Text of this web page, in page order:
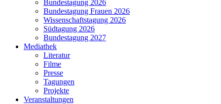
Bundestagung 2026
Bundestagung Frauen 2026
Wissenschaftstagung 2026
Südtagung 2026
Bundestagung 2027
Mediathek
Literatur
Filme
Presse
Tagungen
Projekte
Veranstaltungen